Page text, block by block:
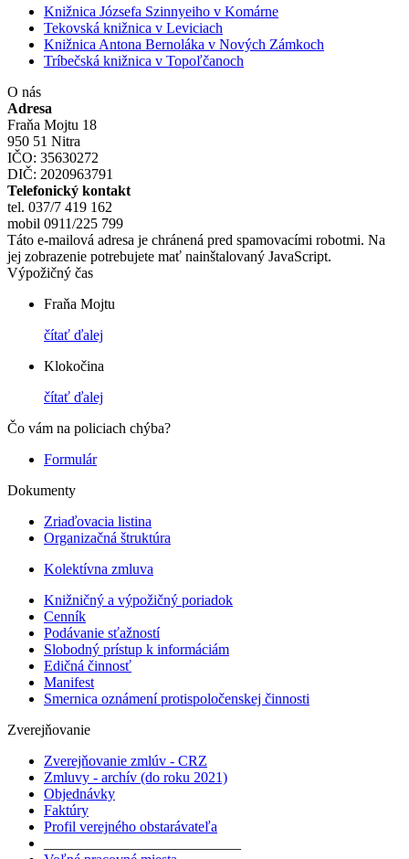
Knižnica Józsefa Szinnyeiho v Komárne
Tekovská knižnica v Leviciach
Knižnica Antona Bernoláka v Nových Zámkoch
Tríbečská knižnica v Topoľčanoch
O nás
Adresa
Fraňa Mojtu 18
950 51 Nitra
IČO: 35630272
DIČ: 2020963791
Telefonický kontakt
tel. 037/7 419 162
mobil 0911/225 799
Táto e-mailová adresa je chránená pred spamovacími robotmi. Na
jej zobrazenie potrebujete mať nainštalovaný JavaScript.
Výpožičný čas
Fraňa Mojtu
čítať ďalej
Klokočina
čítať ďalej
Čo vám na policiach chýba?
Formulár
Dokumenty
Zriaďovacia listina
Organizačná štruktúra
Kolektívna zmluva
Knižničný a výpožičný poriadok
Cenník
Podávanie sťažností
Slobodný prístup k informáciám
Edičná činnosť
Manifest
Smernica oznámení protispoločenskej činnosti
Zverejňovanie
Zverejňovanie zmlúv - CRZ
Zmluvy - archív (do roku 2021)
Objednávky
Faktúry
Profil verejného obstarávateľa